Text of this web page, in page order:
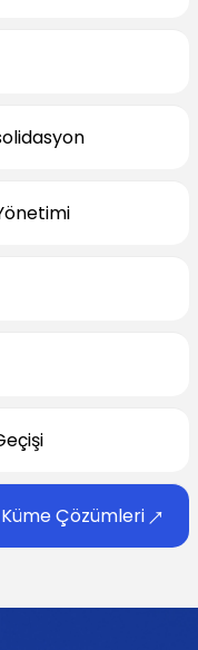
Çözümleri